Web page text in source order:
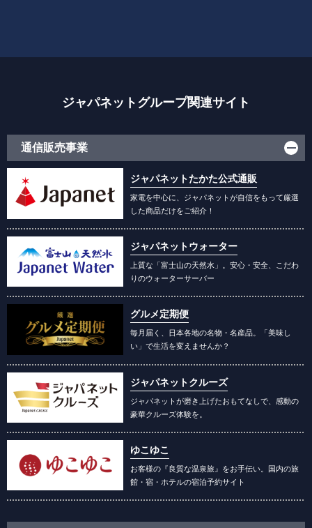
ジャパネットグループ関連サイト
通信販売事業
ジャパネットたかた公式通販
家電を中心に、ジャパネットが自信をもって厳選
した商品だけをご紹介！
ジャパネットウォーター
上質な「富士山の天然水」。安心・安全、こだわ
りのウォーターサーバー
グルメ定期便
毎月届く、日本各地の名物・名産品。「美味し
い」で生活を変えませんか？
ジャパネットクルーズ
ジャパネットが磨き上げたおもてなしで、感動の
豪華クルーズ体験を。
ゆこゆこ
お客様の『良質な温泉旅』をお手伝い。国内の旅
館・宿・ホテルの宿泊予約サイト